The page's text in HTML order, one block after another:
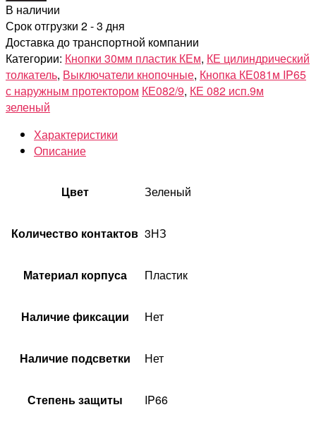
В наличии
Срок отгрузки 2 - 3 дня
Доставка до транспортной компании
Категории: Кнопки 30мм пластик КЕм, КЕ цилиндрический
толкатель, Выключатели кнопочные, Кнопка КЕ081м IP65
с наружным протектором КЕ082/9, КЕ 082 исп.9м
зеленый
Характеристики
Описание
Цвет Зеленый
Количество контактов 3НЗ
Материал корпуса Пластик
Наличие фиксации Нет
Наличие подсветки Нет
Степень защиты IP66